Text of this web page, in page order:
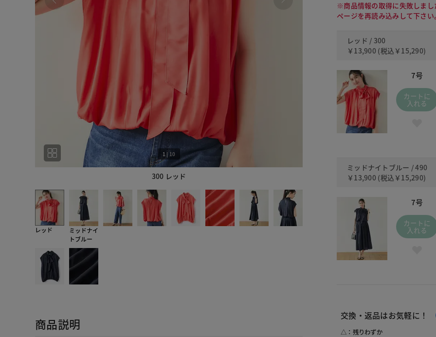
300 レッド 490 ミッド
1| 10
レッド
ミッドナイ
トブルー
商品説明
※商品情報の取得に失敗しまし
ページを再読み込みして下さい。
レッド / 300
￥13,900 (税込 ￥15,290)
7号
カートに
入れる
ミッドナイトブルー / 490
￥13,900 (税込 ￥15,290)
7号
カートに
入れる
交換・返品はお気軽に！
△：残りわずか